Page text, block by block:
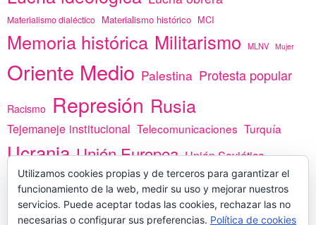
Materialismo dialéctico Materialismo histórico MCI
Memoria histórica Militarismo MLNV Mujer
Oriente Medio Palestina Protesta popular
Racismo Represión Rusia
Tejemaneje institucional Telecomunicaciones Turquía
Ucrania Unión Europea Unión Soviética
vacunas Yemen África
PREGÚNTANOS
Utilizamos cookies propias y de terceros para garantizar el
funcionamiento de la web, medir su uso y mejorar nuestros
servicios. Puede aceptar todas las cookies, rechazar las no
necesarias o configurar sus preferencias. Política de cookies